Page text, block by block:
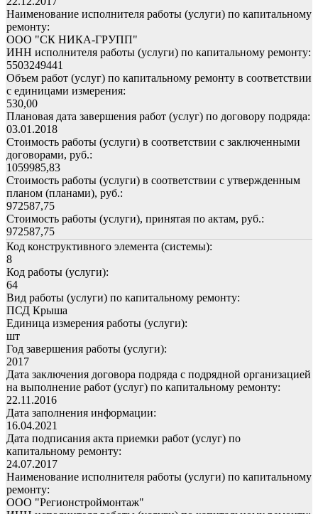
Наименование исполнителя работы (услуги) по капитальному
ремонту:
ООО "СК НИКА-ГРУПП"
ИНН исполнителя работы (услуги) по капитальному ремонту:
5503249441
Объем работ (услуг) по капитальному ремонту в соответствии
с единицами измерения:
530,00
Плановая дата завершения работ (услуг) по договору подряда:
03.01.2018
Стоимость работы (услуги) в соответствии с заключенными
договорами, руб.:
1059985,83
Стоимость работы (услуги) в соответствии с утвержденным
планом (планами), руб.:
972587,75
Стоимость работы (услуги), принятая по актам, руб.:
972587,75
Код конструктивного элемента (системы):
8
Код работы (услуги):
64
Вид работы (услуги) по капитальному ремонту:
ПСД Крыша
Единица измерения работы (услуги):
шт
Год завершения работы (услуги):
2017
Дата заключения договора подряда с подрядной организацией
на выполнение работ (услуг) по капитальному ремонту:
22.11.2016
Дата заполнения информации:
16.04.2021
Дата подписания акта приемки работ (услуг) по
капитальному ремонту:
24.07.2017
Наименование исполнителя работы (услуги) по капитальному
ремонту:
ООО "Регионстроймонтаж"